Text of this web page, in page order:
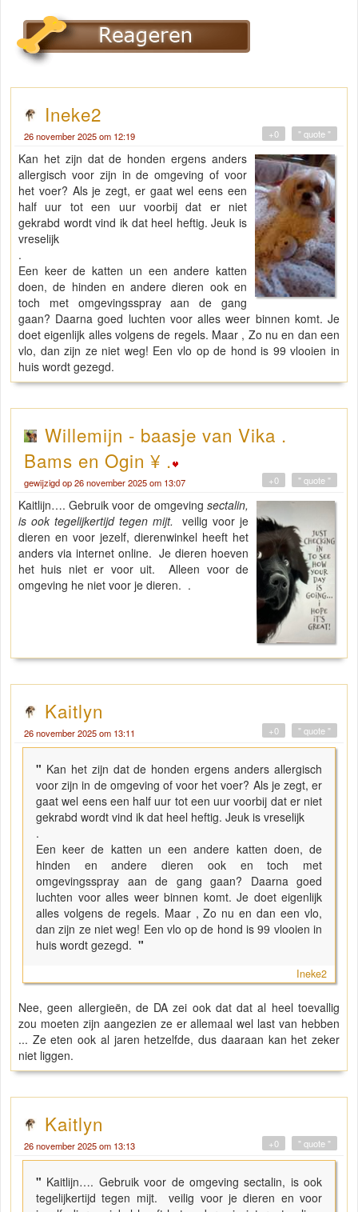
Ineke2
26 november 2025 om 12:19 " quote "
+0
Kan het zijn dat de honden ergens anders
allergisch voor zijn in de omgeving of voor
het voer? Als je zegt, er gaat wel eens een
half uur tot een uur voorbij dat er niet
gekrabd wordt vind ik dat heel heftig. Jeuk is
vreselijk
.
Een keer de katten un een andere katten
doen, de hinden en andere dieren ook en
toch met omgevingsspray aan de gang
gaan? Daarna goed luchten voor alles weer binnen komt. Je
doet eigenlijk alles volgens de regels. Maar , Zo nu en dan een
vlo, dan zijn ze niet weg! Een vlo op de hond is 99 vlooien in
huis wordt gezegd.
Willemijn - baasje van Vika .
Bams en Ogin ¥ .
gewijzigd op 26 november 2025 om 13:07 " quote "
+0
Kaitlijn…. Gebruik voor de omgeving sectalin,
is ook tegelijkertijd tegen mijt.veilig voor je
dieren en voor jezelf, dierenwinkel heeft het
anders via internet online. Je dieren hoeven
het huis niet er voor uit. Alleen voor de
omgeving he niet voor je dieren. .
Kaitlyn
26 november 2025 om 13:11 " quote "
+0
" Kan het zijn dat de honden ergens anders allergisch
voor zijn in de omgeving of voor het voer? Als je zegt, er
gaat wel eens een half uur tot een uur voorbij dat er niet
gekrabd wordt vind ik dat heel heftig. Jeuk is vreselijk
.
Een keer de katten un een andere katten doen, de
hinden en andere dieren ook en toch met
omgevingsspray aan de gang gaan? Daarna goed
luchten voor alles weer binnen komt. Je doet eigenlijk
alles volgens de regels. Maar , Zo nu en dan een vlo,
dan zijn ze niet weg! Een vlo op de hond is 99 vlooien in
huis wordt gezegd. "
Ineke2
Nee, geen allergieën, de DA zei ook dat dat al heel toevallig
zou moeten zijn aangezien ze er allemaal wel last van hebben
... Ze eten ook al jaren hetzelfde, dus daaraan kan het zeker
niet liggen.
Kaitlyn
26 november 2025 om 13:13 " quote "
+0
" Kaitlijn…. Gebruik voor de omgeving sectalin, is ook
tegelijkertijd tegen mijt. veilig voor je dieren en voor